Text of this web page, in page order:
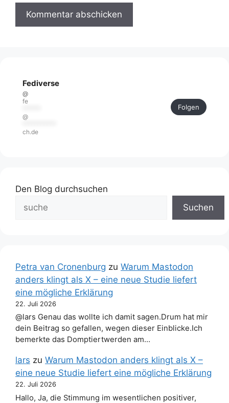
Fediverse
@
fe
@
ch.de
Folgen
Den Blog durchsuchen
Suchen
Petra van Cronenburg zu Warum Mastodon
anders klingt als X – eine neue Studie liefert
eine mögliche Erklärung
22. Juli 2026
@lars Genau das wollte ich damit sagen.Drum hat mir
dein Beitrag so gefallen, wegen dieser Einblicke.Ich
bemerkte das Domptiertwerden am…
lars zu Warum Mastodon anders klingt als X –
eine neue Studie liefert eine mögliche Erklärung
22. Juli 2026
Hallo, Ja, die Stimmung im wesentlichen positiver,